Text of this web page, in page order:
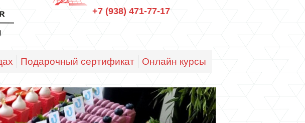
+7 (938) 471-77-17
Подарочный сертификат Онлайн курсы